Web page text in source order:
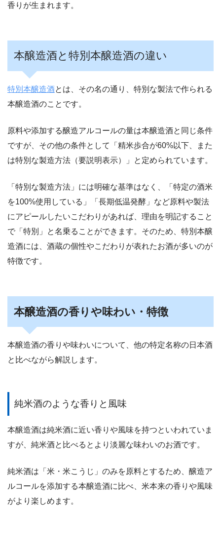
香りが生まれます。
本醸造酒と特別本醸造酒の違い
特別本醸造酒とは、その名の通り、特別な製法で作られる
本醸造酒のことです。
原料や添加する醸造アルコールの量は本醸造酒と同じ条件
ですが、その他の条件として「精米歩合が60%以下、また
は特別な製造方法（要説明表示）」と定められています。
「特別な製造方法」には明確な基準はなく、「特定の酒米
を100%使用している」「長期低温発酵」など原料や製法
にアピールしたいこだわりがあれば、理由を明記すること
で「特別」と名乗ることができます。そのため、特別本醸
造酒には、酒蔵の個性やこだわりが表れたお酒が多いのが
特徴です。
本醸造酒の香りや味わい・特徴
本醸造酒の香りや味わいについて、他の特定名称の日本酒
と比べながら解説します。
純米酒のような香りと風味
本醸造酒は純米酒に近い香りや風味を持つといわれていま
すが、純米酒と比べるとより淡麗な味わいのお酒です。
純米酒は「米・米こうじ」のみを原料とするため、醸造ア
ルコールを添加する本醸造酒に比べ、米本来の香りや風味
がより楽しめます。